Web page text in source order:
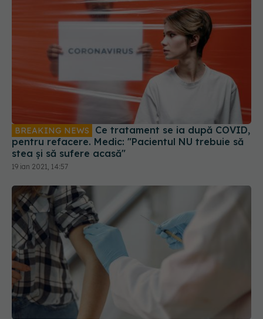
BREAKING NEWS
pentru refacere. Medic: "Pacientul NU trebuie să
stea și să sufere acasă"
19 ian 2021, 14:57